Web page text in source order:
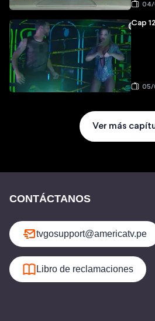
04/
Cap 12
05/
Ver más
CONTÁCTANOS
tvgosupport@americatv.pe
Libro de reclamaciones